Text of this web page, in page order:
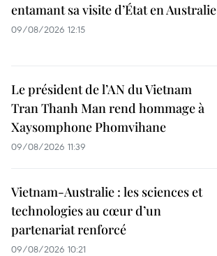
entamant sa visite d’État en Australie
09/08/2026 12:15
Le président de l’AN du Vietnam
Tran Thanh Man rend hommage à
Xaysomphone Phomvihane
09/08/2026 11:39
Vietnam-Australie : les sciences et
technologies au cœur d’un
partenariat renforcé
09/08/2026 10:21